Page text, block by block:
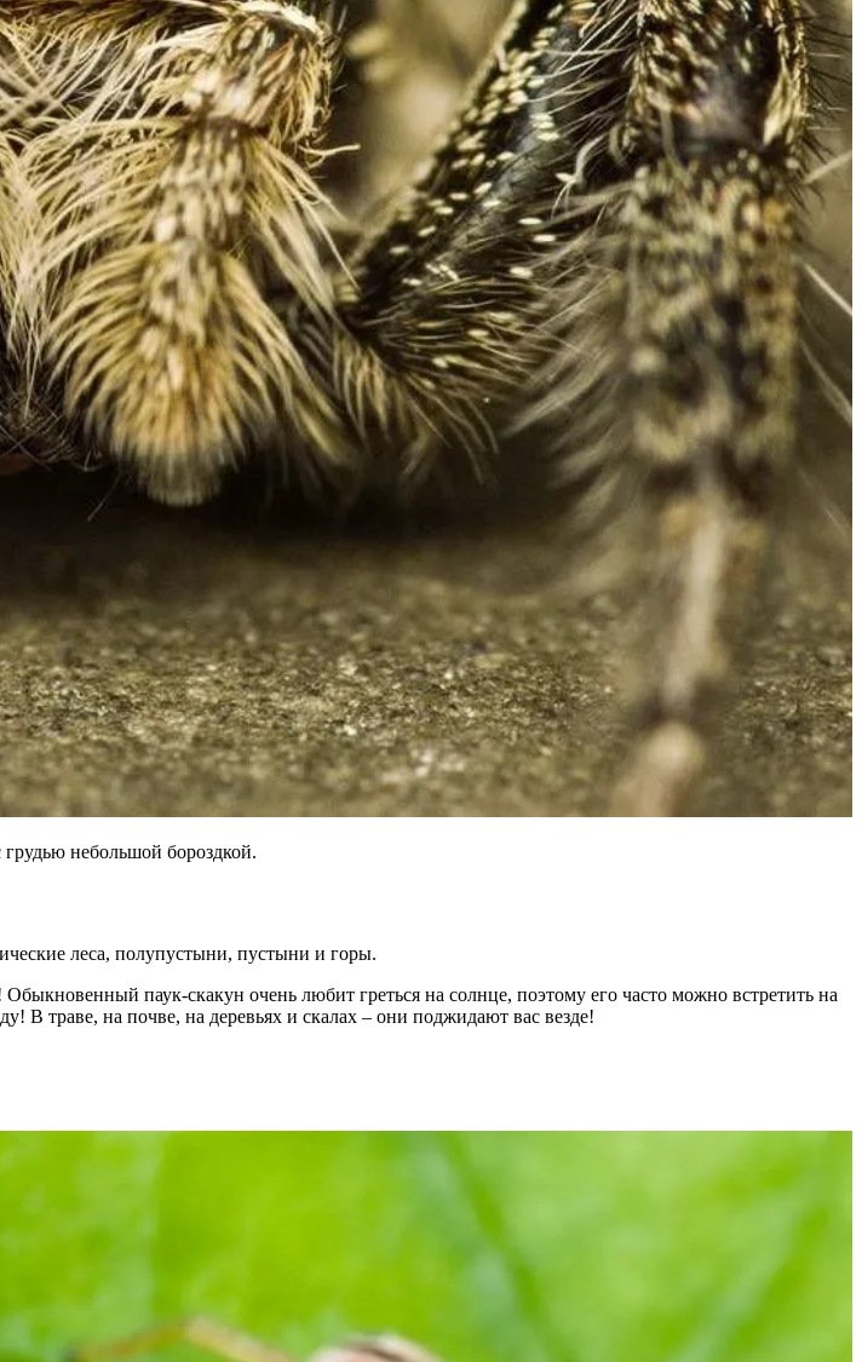
грудью небольшой бороздкой.
леса, полупустыни, пустыни и горы.
паук-скакун очень любит греться на солнце, поэтому его часто можно встретить на
В траве, на почве, на деревьях и скалах – они поджидают вас везде!